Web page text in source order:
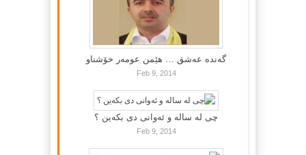
گه‌نده‌ عه‌شق … هێمن عومه‌ر خۆشناو
Feb 9, 2014
چی لە سالە و ئەوانی دی بكەین ؟
Feb 9, 2014